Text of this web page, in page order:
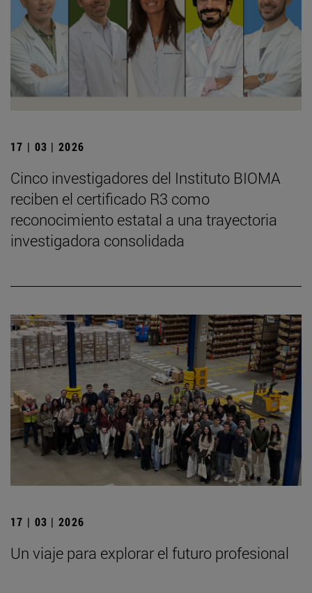
17 | 03 | 2026
Cinco investigadores del Instituto BIOMA
reciben el certificado R3 como
reconocimiento estatal a una trayectoria
investigadora consolidada
17 | 03 | 2026
Un viaje para explorar el futuro profesional